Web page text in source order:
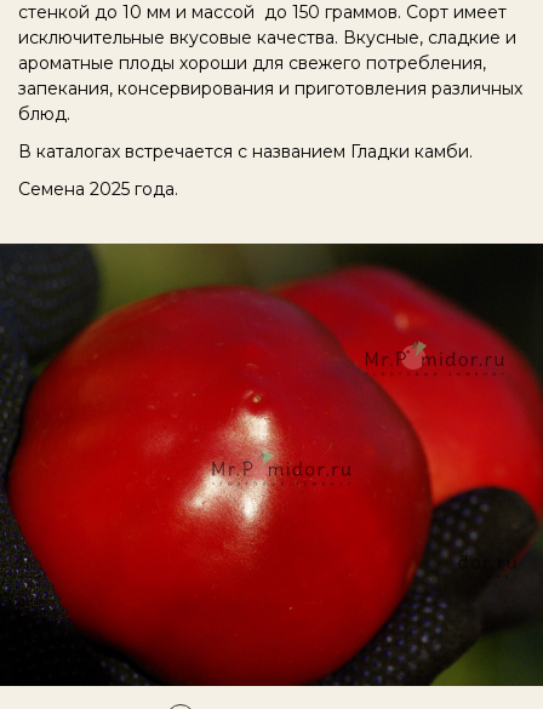
стенкой до 10 мм и массой до 150 граммов. Сорт имеет
исключительные вкусовые качества. Вкусные, сладкие и
ароматные плоды хороши для свежего потребления,
запекания, консервирования и приготовления различных
блюд.
В каталогах встречается с названием Гладки камби.
Семена 2025 года.